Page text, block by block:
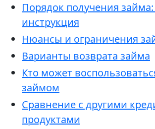
Порядок получения
инструкция
Нюансы и ограничения
Варианты возврата займа
Кто может
займом
Сравнение с другими
продуктами